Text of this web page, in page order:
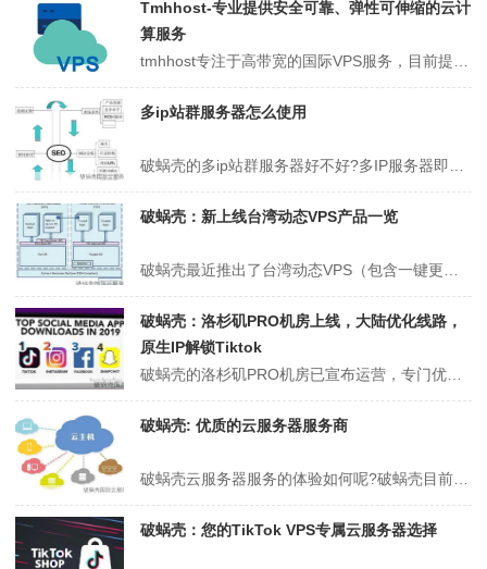
Tmhhost-专业提供安全可靠、弹性可伸缩的云计
算服务
多ip站群服务器怎么使用
破蜗壳：新上线台湾动态VPS产品一览
破蜗壳：洛杉矶PRO机房上线，大陆优化线路，
原生IP解锁Tiktok
破蜗壳: 优质的云服务器服务商
破蜗壳：您的TikTok VPS专属云服务器选择